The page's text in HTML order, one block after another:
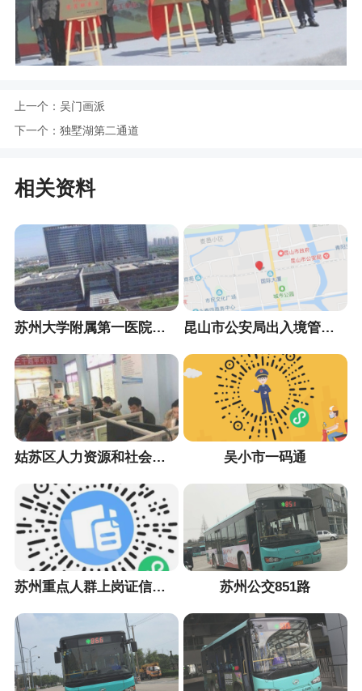
上一个： 吴门画派
下一个： 独墅湖第二通道
相关资料
苏州大学附属第一医院总院 昆山市公安局出入境管理大队
姑苏区人力资源和社会保障局 吴小市一码通
苏州重点人群上岗证信息采集小程序 苏州公交851路